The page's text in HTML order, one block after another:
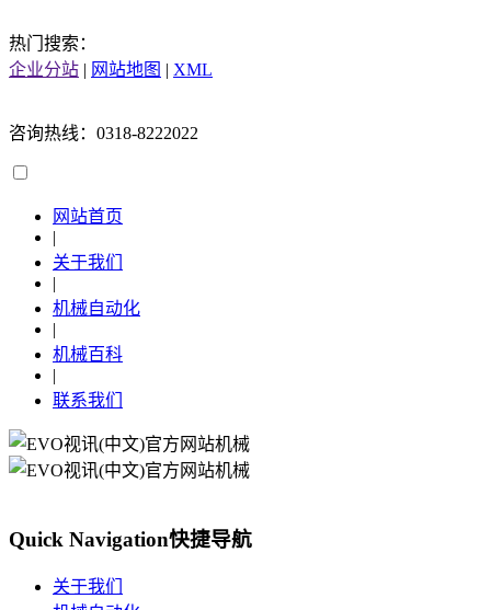
热门搜索：
企业分站 | 网站地图 | XML
咨询热线：0318-8222022
网站首页
|
关于我们
|
机械自动化
|
机械百科
|
联系我们
Quick Navigation快捷导航
关于我们